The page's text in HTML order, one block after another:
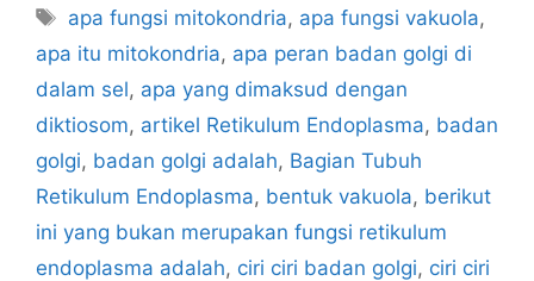
Tags
apa fungsi mitokondria, apa fungsi vakuola,
apa itu mitokondria, apa peran badan golgi di
dalam sel, apa yang dimaksud dengan
diktiosom, artikel Retikulum Endoplasma, badan
golgi, badan golgi adalah, Bagian Tubuh
Retikulum Endoplasma, bentuk vakuola, berikut
ini yang bukan merupakan fungsi retikulum
endoplasma adalah, ciri ciri badan golgi, ciri ciri